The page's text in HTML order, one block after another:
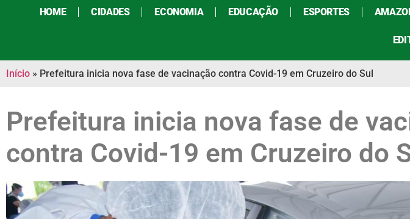
HOME CIDADES ECONOMIA EDUCAÇÃO ESPORTES
Início » Prefeitura inicia nova fase de vacinação contra Covid-19 em Cruzeiro do Sul
Prefeitura inicia nova fase de
contra Covid-19 em Cruzeiro do